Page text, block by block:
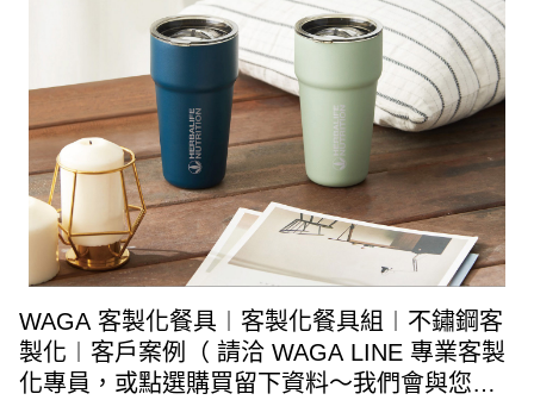
WAGA 客製化餐具︱客製化餐具組︱不鏽鋼客
製化︱客戶案例（ 請洽 WAGA LINE 專業客製
化專員，或點選購買留下資料～我們會與您聯